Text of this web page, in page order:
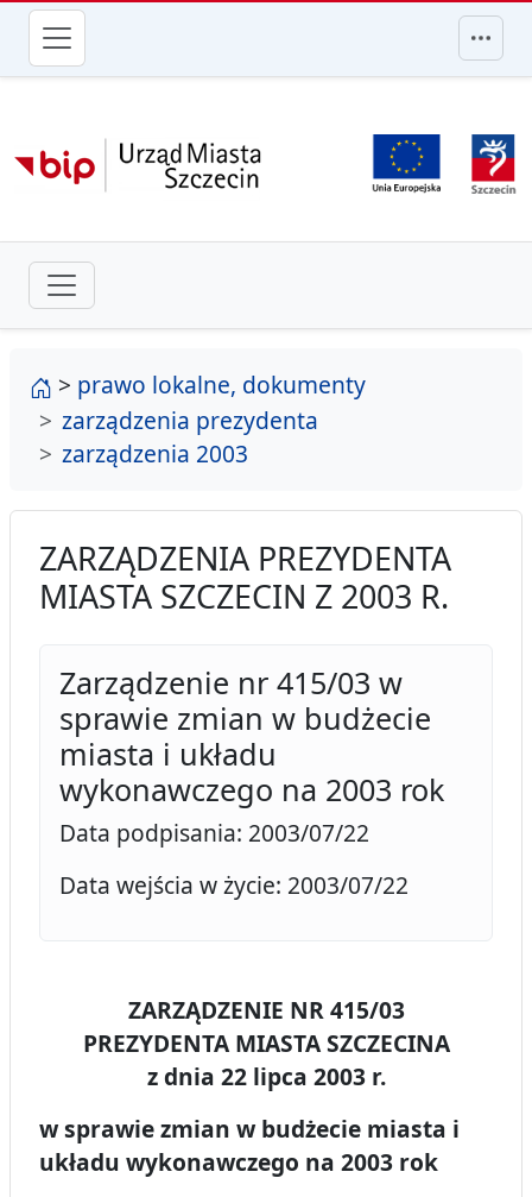
przejdź do głównego menu
strona główna
> prawo lokalne, dokumenty
zarządzenia prezydenta
zarządzenia 2003
ZARZĄDZENIA PREZYDENTA
MIASTA SZCZECIN Z 2003 R.
Zarządzenie nr 415/03 w
sprawie zmian w budżecie
miasta i układu
wykonawczego na 2003 rok
Data podpisania: 2003/07/22
Data wejścia w życie: 2003/07/22
ZARZĄDZENIE NR 415/03
PREZYDENTA MIASTA SZCZECINA
z dnia 22 lipca 2003 r.
w sprawie zmian w budżecie miasta i
układu wykonawczego na 2003 rok